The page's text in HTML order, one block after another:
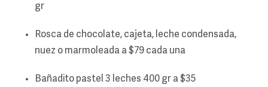
gr
Rosca de chocolate, cajeta, leche condensada,
nuez o marmoleada a $79 cada una
Bañadito pastel 3 leches 400 gr a $35